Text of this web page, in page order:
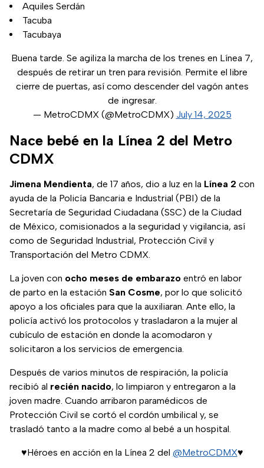
Aquiles Serdán
Tacuba
Tacubaya
Buena tarde. Se agiliza la marcha de los trenes en Línea 7,
después de retirar un tren para revisión. Permite el libre
cierre de puertas, así como descender del vagón antes
de ingresar.
— MetroCDMX (@MetroCDMX) July 14, 2025
Nace bebé en la Línea 2 del Metro
CDMX
Jimena Mendienta, de 17 años, dio a luz en la Línea 2 con
ayuda de la Policía Bancaria e Industrial (PBI) de la
Secretaría de Seguridad Ciudadana (SSC) de la Ciudad
de México, comisionados a la seguridad y vigilancia, así
como de Seguridad Industrial, Protección Civil y
Transportación del Metro CDMX.
La joven con ocho meses de embarazo entró en labor
de parto en la estación San Cosme, por lo que solicitó
apoyo a los oficiales para que la auxiliaran. Ante ello, la
policía activó los protocolos y trasladaron a la mujer al
cubículo de estación en donde la acomodaron y
solicitaron a los servicios de emergencia.
Después de varios minutos de respiración, la policía
recibió al recién nacido, lo limpiaron y entregaron a la
joven madre. Cuando arribaron paramédicos de
Protección Civil se cortó el cordón umbilical y, se
trasladó tanto a la madre como al bebé a un hospital.
♥️Héroes en acción en la Línea 2 del @MetroCDMX♥️